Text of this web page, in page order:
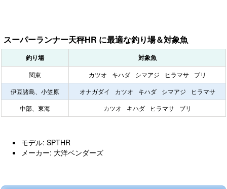
スーパーランナー天秤HR に最適な釣り場＆対象魚
釣り場 対象魚
関東 カツオ キハダ シマアジ ヒラマサ
ブリ
伊豆諸島、小笠原
オナガダイ カツオ キハダ シマアジ
ヒラマサ
中部、東海
カツオ キハダ ヒラマサ ブリ
モデル: SPTHR
メーカー: 大洋ベンダーズ